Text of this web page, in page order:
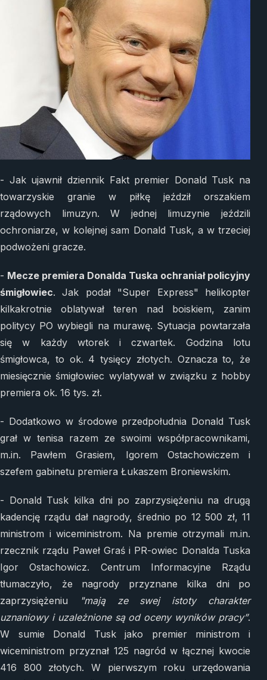
- Jak ujawnił dziennik Fakt premier Donald Tusk na
towarzyskie granie w piłkę jeździł orszakiem
rządowych limuzyn. W jednej limuzynie jeździli
ochroniarze, w kolejnej sam Donald Tusk, a w trzeciej
podwożeni gracze.
- Mecze premiera Donalda Tuska ochraniał policyjny
śmigłowiec. Jak podał "Super Express" helikopter
kilkakrotnie oblatywał teren nad boiskiem, zanim
politycy PO wybiegli na murawę. Sytuacja powtarzała
się w każdy wtorek i czwartek. Godzina lotu
śmigłowca, to ok. 4 tysięcy złotych. Oznacza to, że
miesięcznie śmigłowiec wylatywał w związku z hobby
premiera ok. 16 tys. zł.
- Dodatkowo w środowe przedpołudnia Donald Tusk
grał w tenisa razem ze swoimi współpracownikami,
m.in. Pawłem Grasiem, Igorem Ostachowiczem i
szefem gabinetu premiera Łukaszem Broniewskim.
- Donald Tusk kilka dni po zaprzysiężeniu na drugą
kadencję rządu dał nagrody, średnio po 12 500 zł, 11
ministrom i wiceministrom. Na premie otrzymali m.in.
rzecznik rządu Paweł Graś i PR-owiec Donalda Tuska
Igor Ostachowicz. Centrum Informacyjne Rządu
tłumaczyło, że nagrody przyznane kilka dni po
zaprzysiężeniu
"mają ze swej istoty charakter
uznaniowy i uzależnione są od oceny wyników pracy”.
W sumie Donald Tusk jako premier ministrom i
wiceministrom przyznał 125 nagród w łącznej kwocie
416 800 złotych. W pierwszym roku urzędowania